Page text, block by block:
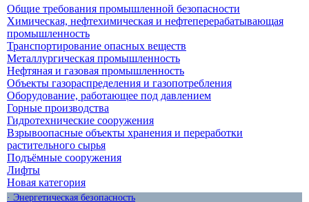
Общие требования промышленной безопасности
Химическая, нефтехимическая и нефтеперерабатывающая
промышленность
Транспортирование опасных веществ
Металлургическая промышленность
Нефтяная и газовая промышленность
Объекты газораспределения и газопотребления
Оборудование, работающее под давлением
Горные производства
Гидротехнические сооружения
Взрывоопасные объекты хранения и переработки
растительного сырья
Подъёмные сооружения
Лифты
Новая категория
· Энергетическая безопасность